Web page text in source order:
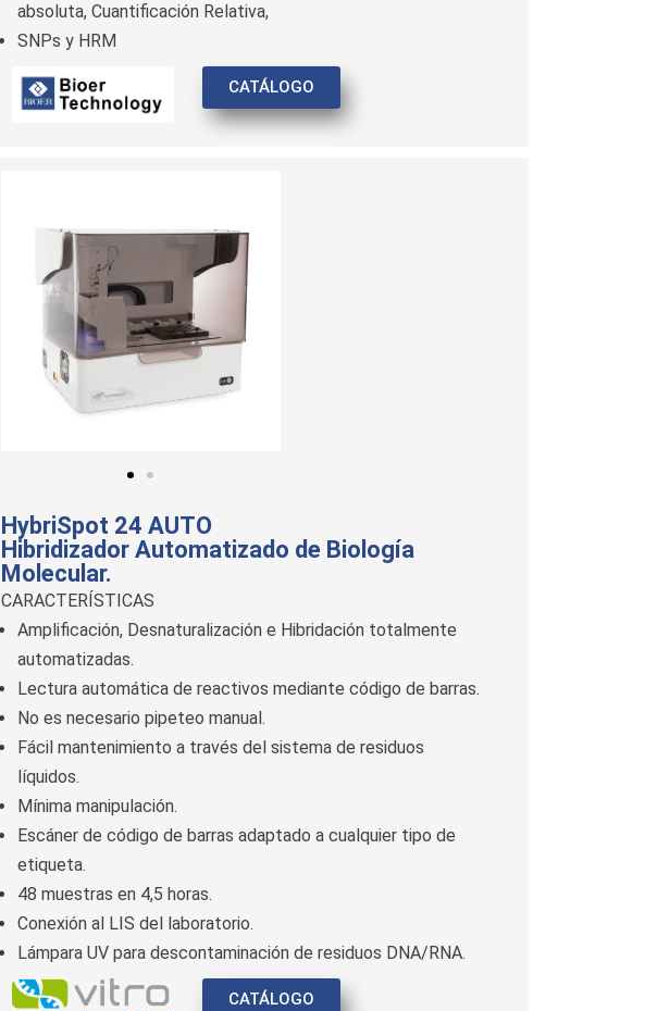
absoluta, Cuantificación Relativa,
SNPs y HRM
CATÁLOGO
HybriSpot 24 AUTO
Hibridizador Automatizado de Biología
Molecular.
CARACTERÍSTICAS
Amplificación, Desnaturalización e Hibridación totalmente
automatizadas.
Lectura automática de reactivos mediante código de barras.
No es necesario pipeteo manual.
Fácil mantenimiento a través del sistema de residuos
líquidos.
Mínima manipulación.
Escáner de código de barras adaptado a cualquier tipo de
etiqueta.
48 muestras en 4,5 horas.
Conexión al LIS del laboratorio.
Lámpara UV para descontaminación de residuos DNA/RNA.
CATÁLOGO